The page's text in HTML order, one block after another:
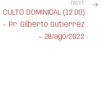
Next
CULTO DOMINICAL (12:00)
– Pr. Gilberto Gutiérrez
– 28/ago/2022